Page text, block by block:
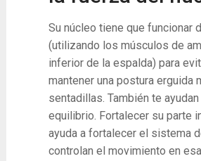
Su núcleo tiene que funcionar
(utilizando los músculos de
inferior de la espalda) para
mantener una postura erguida
sentadillas. También te
equilibrio. Fortalecer su parte
ayuda a fortalecer el sistema
controlan el movimiento en